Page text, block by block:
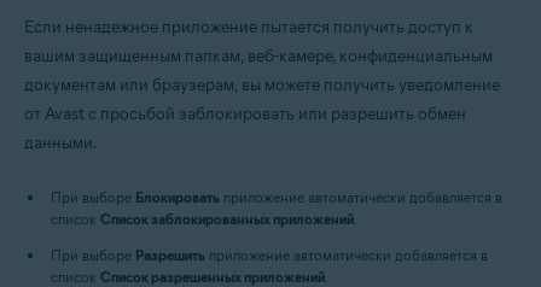
Если ненадежное приложение пытается получить доступ к
вашим защищенным папкам, веб-камере, конфиденциальным
документам или браузерам, вы можете получить уведомление
от Avast с просьбой заблокировать или разрешить обмен
данными.
При выборе Блокировать приложение автоматически добавляется в
список Список заблокированных приложений
При выборе Разрешить приложение автоматически добавляется в
список Список разрешенных приложений